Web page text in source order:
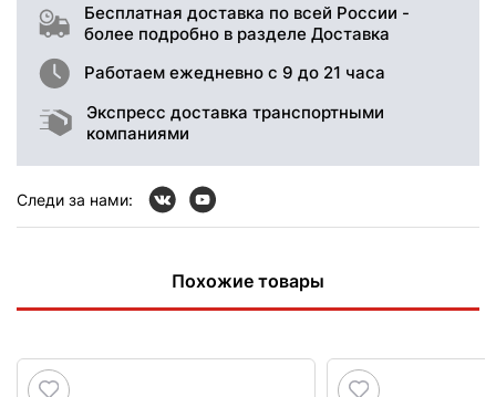
Бесплатная доставка по всей России -
более подробно в разделе Доставка
Работаем ежедневно с 9 до 21 часа
Экспресс доставка транспортными
компаниями
Следи за нами:
Похожие товары